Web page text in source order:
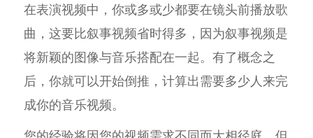
在表演视频中，你或多或少都要在镜头前播放歌
曲，这要比叙事视频省时得多，因为叙事视频是
将新颖的图像与音乐搭配在一起。有了概念之
后，你就可以开始倒推，计算出需要多少人来完
成你的音乐视频。